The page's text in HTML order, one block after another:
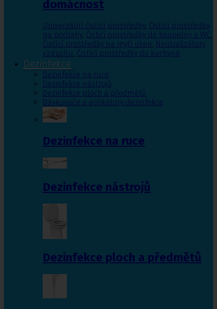
domácnost
Univerzální čistící prostředky, Čistící prostředky
na podlahy, Čisticí prostředky do koupelny a WC,
Čistící prostředky na mytí oken, Neutralizátory
vzduchu, Čistící prostředky do kuchyně
Dezinfekce
Dezinfekce na ruce
Dezinfekce nástrojů
Dezinfekce ploch a předmětů
Dávkovače a aplikátory dezinfekce
Dezinfekce na ruce
Dezinfekce nástrojů
Dezinfekce ploch a předmětů